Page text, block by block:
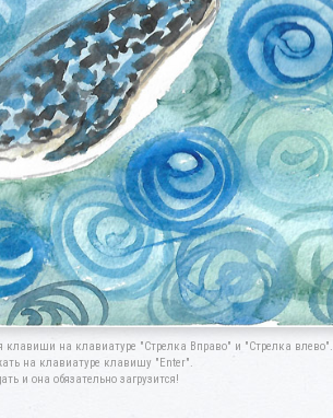
клавиши на клавиатуре "Стрелка Вправо" и "Стрелка влево".
на клавиатуре клавишу "Enter".
и она обязательно загрузится!